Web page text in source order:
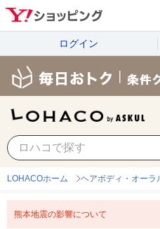
ログイン
LOHACOホーム ヘアボディ・オーラ
熊本地震の影響について